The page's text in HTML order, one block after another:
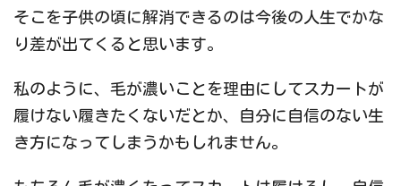
そこを子供の頃に解消できるのは今後の人生でかな
り差が出てくると思います。
私のように、毛が濃いことを理由にしてスカートが
履けない履きたくないだとか、自分に自信のない生
き方になってしまうかもしれません。